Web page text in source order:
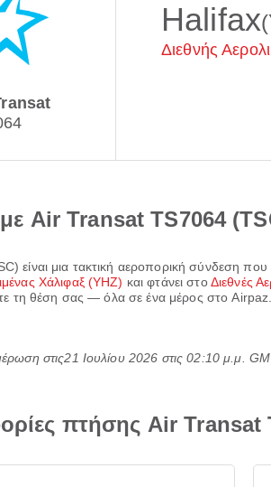
Halifax
Διεθνής
με Air Transat TS7064
) είναι μια τακτική αεροπορική σύνδεση που
Χάλιφαξ (YHZ) και φτάνει στοΔιεθνές
τη θέση σας — όλα σε ένα μέρος στο Airpaz.
στις21 Ιουλίου 2026 στις 02:10 μ.μ.
πτήσης Air Transat